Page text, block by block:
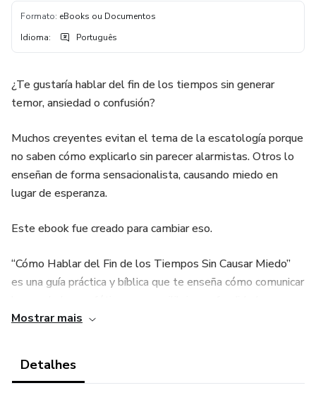
Formato: eBooks ou Documentos
Idioma: Português
¿Te gustaría hablar del fin de los tiempos sin generar
temor, ansiedad o confusión?
Muchos creyentes evitan el tema de la escatología porque
no saben cómo explicarlo sin parecer alarmistas. Otros lo
enseñan de forma sensacionalista, causando miedo en
lugar de esperanza.
Este ebook fue creado para cambiar eso.
“Cómo Hablar del Fin de los Tiempos Sin Causar Miedo”
es una guía práctica y bíblica que te enseña cómo comunicar
claridad.
Mostrar mais
Detalhes